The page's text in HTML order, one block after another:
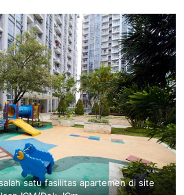
satu fasilitas apartemen di site